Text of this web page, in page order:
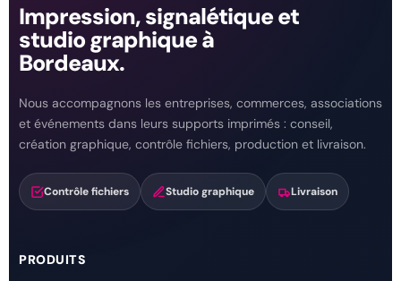
Impression, signalétique et
studio graphique à
Bordeaux.
Nous accompagnons les entreprises, commerces, associations
et événements dans leurs supports imprimés : conseil,
création graphique, contrôle fichiers, production et livraison.
Contrôle fichiers Studio graphique Livraison
PRODUITS